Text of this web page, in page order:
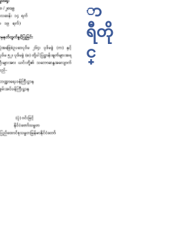
ာ
ရီတို
င္